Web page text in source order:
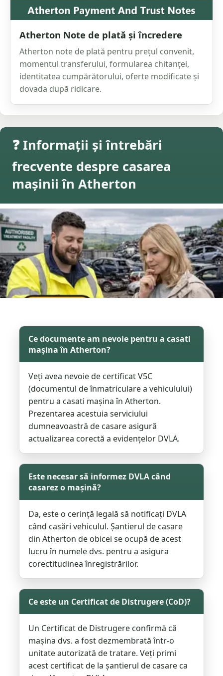
Atherton Note de plată și încredere
Atherton note de plată pentru prețul convenit,
momentul transferului, formularea chitanței,
identitatea cumpărătorului, oferte modificate și
dovada după ridicare.
❓ Informații și întrebări
frecvente despre casarea
mașinii în Atherton
Ce documente am nevoie pentru a casati
mașina în Atherton?
Veți avea nevoie de certificat V5C
(documentul de înmatriculare a vehiculului)
pentru a casati mașina în Atherton.
Prezentarea acestuia serviciului
dumneavoastră de casare asigură
actualizarea corectă a evidențelor DVLA.
Este necesar să informez DVLA când
casarez o mașină?
Da, este o cerință legală să notificați DVLA
când casări vehiculul. Şantierul de casare
din Atherton de obicei se ocupă de acest
lucru în numele dvs. pentru a asigura
corectitudinea înregistrărilor.
Ce este un Certificat de Distrugere (CoD)?
Un Certificat de Distrugere confirmă că
mașina dvs. a fost dezmembrată într-o
unitate autorizată de tratare. Veți primi
acest certificat de la șantierul de casare ca